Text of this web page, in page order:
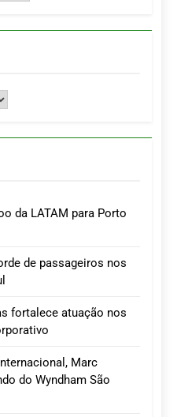
da LATAM para Porto
de passageiros nos
fortalece atuação nos
Marc
do Wyndham São